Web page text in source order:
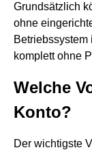
Grundsätzlich
ohne
komplett ohne
Welche
Konto?
Der wichtigste